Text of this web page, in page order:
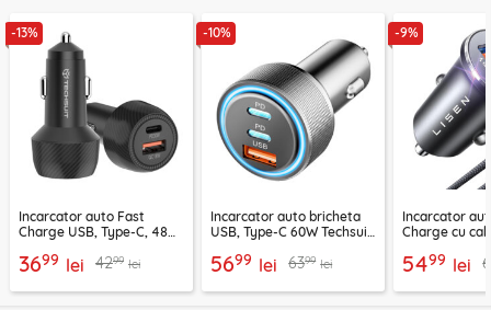
-13%
Incarcator auto Fast
Charge USB, Type-C, 48W
3699 lei 4299 lei
-10%
Incarcator auto bricheta
USB, Type-C 60W Techsuit
5699 lei 6399 lei
-9%
Incarcator
Charge cu
5499 lei